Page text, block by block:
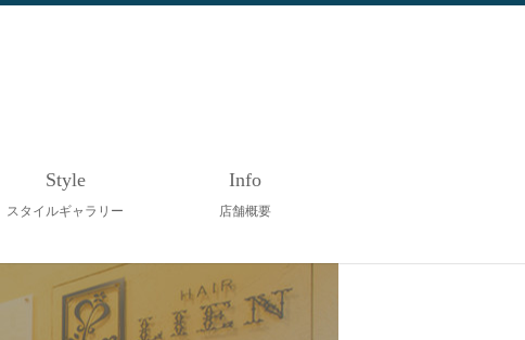
Style
スタイルギャラリー
Info
店舗概要